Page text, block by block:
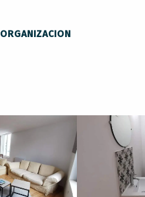
ORGANIZACION